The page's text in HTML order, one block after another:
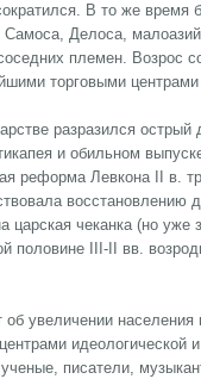
В то же время
Самоса, Делоса,
племен. Возрос
торговыми
разразился
и обильном
реформа Левкона II в.
восстановлению
царская чеканка (но
половине III-II вв.
увеличении
идеологической
писатели,